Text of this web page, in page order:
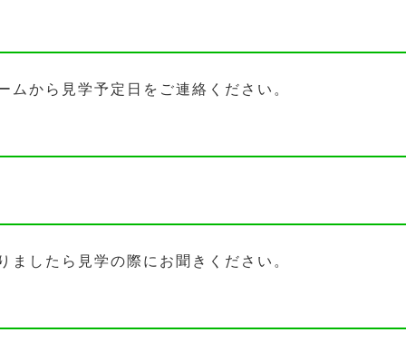
から見学予定日をご連絡ください。
したら見学の際にお聞きください。